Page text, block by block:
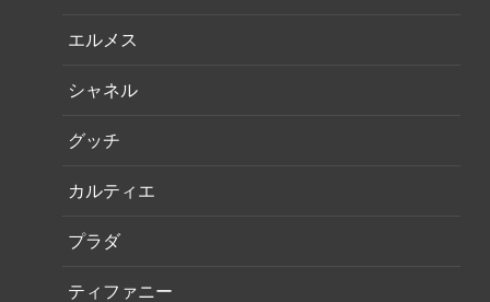
エルメス
シャネル
グッチ
カルティエ
プラダ
ティファニー